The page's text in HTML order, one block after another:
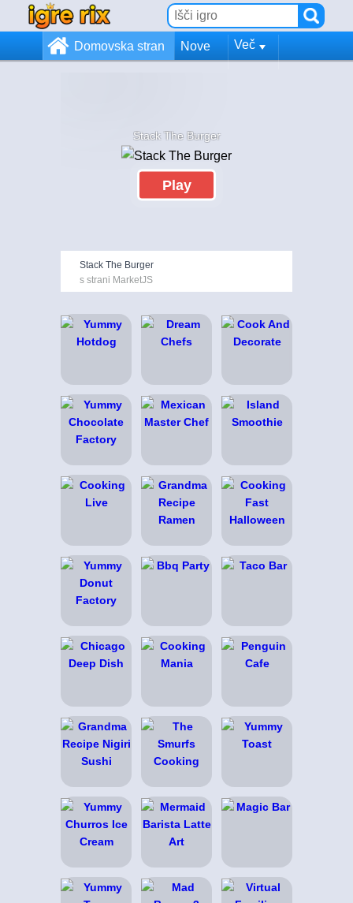
Domovska stran Nove Več
Stack The Burger
Play
Stack The Burger
s strani MarketJS